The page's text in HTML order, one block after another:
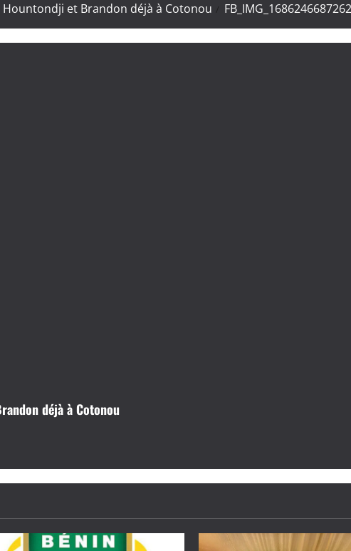
Hountondji et Brandon déjà à Cotonou FB_IMG_1686246687262
déjà à Cotonou